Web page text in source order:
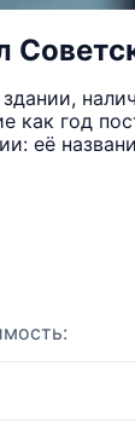
как год
её